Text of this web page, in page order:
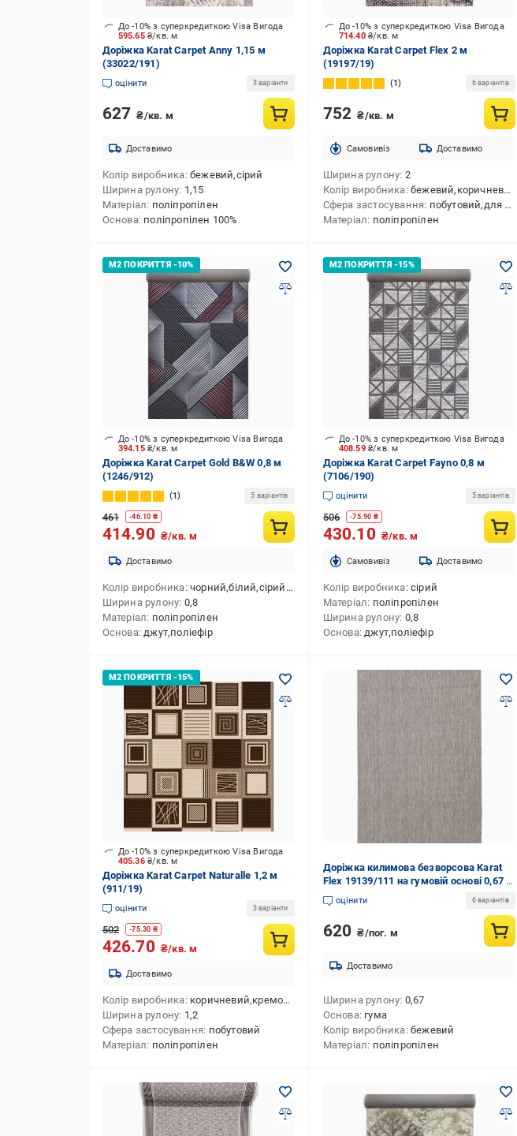
595.65 ₴/кв. м
До -10% з суперкредиткою Visa Вигода
Доріжка Karat Carpet Anny 1,15 м
(33022/191)
оцінити 3 варіанти
627 ₴/кв. м
Доставимо
Колір виробника бежевий,сірий
Ширина рулону 1,15
Матеріал поліпропілен
Основа поліпропілен 100%
714.40₴/кв. м
До -10% з суперкредиткою Visa Вигода
Доріжка Karat Carpet Flex 2 м
(19197/19)
1 6 варіантів
752 ₴/кв. м
Cамовивіз Доставимо
Ширина рулону 2
Колір виробника бежевий,коричневий
Сфера застосування побутовий,для житлових приміщень,для кухні
Матеріал поліпропілен
394.15 ₴/кв. м
До -10% з суперкредиткою Visa Вигода
Доріжка Karat Carpet Gold B&W 0,8 м
(1246/912)
1 5 варіантів
461 -46.10 ₴
414.90 ₴/кв. м
Доставимо
Колір виробника чорний,білий,сірий,бордовий
Ширина рулону 0,8
Матеріал поліпропілен
Основа джут,поліефір
408.59₴/кв. м
До -10% з суперкредиткою Visa Вигода
Доріжка Karat Carpet Fayno 0,8 м
(7106/190)
оцінити 5 варіантів
506 -75.90 ₴
430.10 ₴/кв. м
Cамовивіз Доставимо
Колір виробника сірий
Матеріал поліпропілен
Ширина рулону 0,8
Основа джут,поліефір
405.36 ₴/кв. м
До -10% з суперкредиткою Visa Вигода
Доріжка Karat Carpet Naturalle 1,2 м
(911/19)
оцінити 3 варіанти
502 -75.30 ₴
426.70 ₴/кв. м
Доставимо
Колір виробника коричневий,кремовий
Ширина рулону 1,2
Сфера застосування побутовий
Матеріал поліпропілен
Доріжка килимова безворсова Karat
Flex 19139/111 на гумовій основі 0,67 м
Темно-бежевий (00-00017119)
оцінити 6 варіантів
620 ₴/пог. м
Доставимо
Ширина рулону 0,67
Основа гума
Колір виробника бежевий
Матеріал поліпропілен